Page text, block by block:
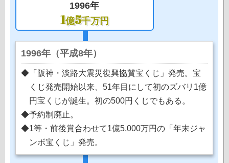
1996年
1億5千万円
1996年（平成8年）
◆「阪神・淡路大震災復興協賛宝くじ」発売。宝
くじ発売開始以来、51年目にして初のズバリ1億
円宝くじが誕生。初の500円くじでもある。
◆予約制廃止。
◆1等・前後賞合わせて1億5,000万円の「年末ジャ
ンボ宝くじ」発売。